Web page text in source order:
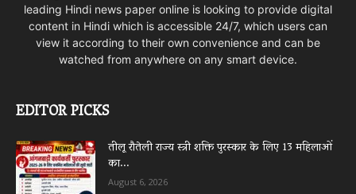
leading Hindi news paper online is looking to provide digital
content in Hindi which is accessible 24/7, which users can
view it according to their own convenience and can be
watched from anywhere on any smart device.
EDITOR PICKS
तीलू रौतेली राज्य स्त्री शक्ति पुरस्कार के लिए 13 महिलाओं
का...
August 6, 2026